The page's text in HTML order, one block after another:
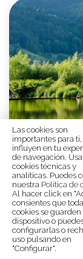
LA MAGIA
Una de las
Las cookies son
importantes para ti,
influyen en tu
de navegación.
cookies técnicas y
analíticas. Puedes
nuestra Política de
Al hacer click en
consientes que
cookies se guarden
dispositivo o
configurarlas o
uso pulsando en
"Configurar".